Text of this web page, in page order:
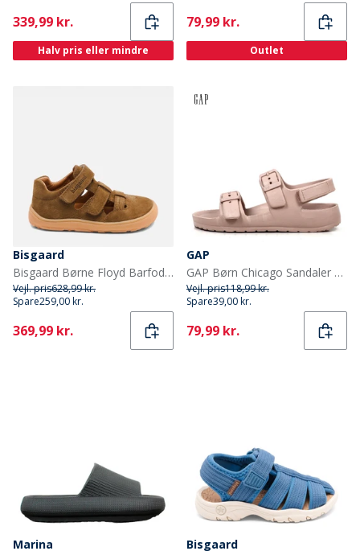
Current
339,99 kr.
Halv pris eller mindre
Current
79,99 kr.
Outlet
Bisgaard
Bisgaard Børne Floyd Barfodssandaler Earth
Vejl. pris628,99 kr.
Spare259,00 kr.
Current
369,99 kr.
GAP
GAP Børn Chicago Sandaler Lyserød
Vejl. pris118,99 kr.
Spare39,00 kr.
Current
79,99 kr.
Marina Bisgaard